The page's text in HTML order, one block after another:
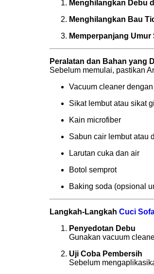
Menghilangkan Debu
Menghilangkan Bau
Memperpanjang Umur
Peralatan dan Bahan yang
Sebelum memulai, pastikan
Vacuum cleaner dengan
Sikat lembut atau sikat
Kain microfiber
Sabun cair lembut atau
Larutan cuka dan air
Botol semprot
Baking soda (opsional
Langkah-Langkah Cuci
Penyedotan Debu
Gunakan vacuum
Uji Coba Pembersih
Sebelum